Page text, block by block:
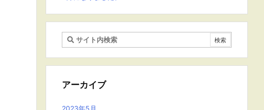
アーカイブ
2023年5月